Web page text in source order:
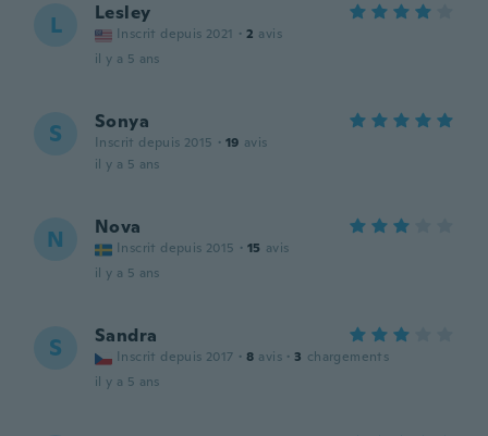
L Lesley
Inscrit depuis 2021 · 2 avis
il y a 5 ans
S Sonya
Inscrit depuis 2015 · 19 avis
il y a 5 ans
N Nova
Inscrit depuis 2015 · 15 avis
il y a 5 ans
S Sandra
Inscrit depuis 2017 · 8 avis · 3 chargements
il y a 5 ans